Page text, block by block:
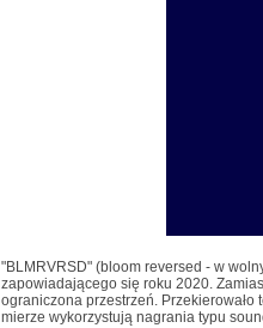
"BLMRVRSD" (bloom reversed - w
zapowiadającego się roku 2020.
ograniczona przestrzeń.
mierze wykorzystują nagrania typu